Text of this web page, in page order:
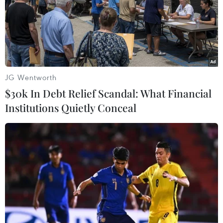
#Ô tô #Bầu cử Mỹ giữa kỳ #Mỹ-Trung Quốc
#tin Thế giới
#Thời sự quốc tế
#Tin thời sự
#Tin kinh tế
#Tin nóng
#Tin mới nhận
#Vietnamplus
Mỹ Trung Quốc
Theo dõi VietnamPlus
JG Wentworth
$30k In Debt Relief Scandal: What Financial
Institutions Quietly Conceal